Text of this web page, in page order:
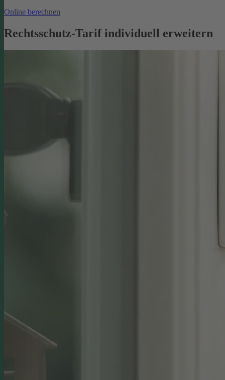
Online berechnen
Rechtsschutz-Tarif individuell erweitern